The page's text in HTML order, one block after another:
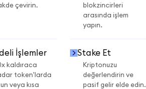
çevirin.
blokzincirleri
arasında işlem
yapın.
İşlemler
kaldıraca
token'larda
veya kısa
Stake Et
Kriptonuzu
değerlendirin ve
pasif gelir elde edin.